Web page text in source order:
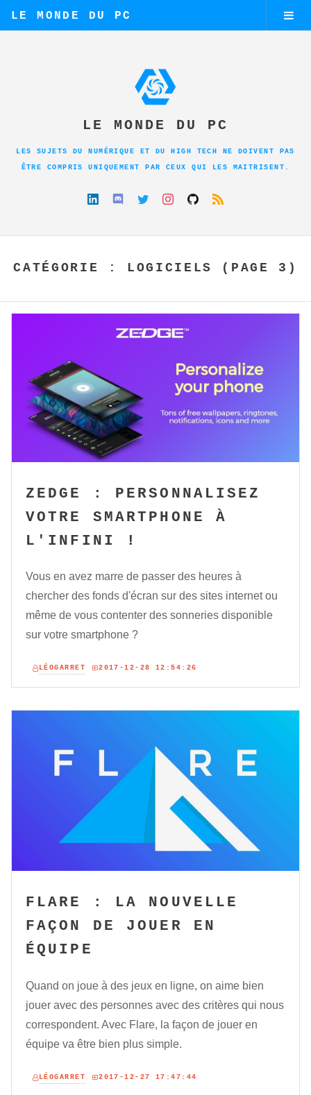
LE MONDE DU PC
LE MONDE DU PC
LES SUJETS DU NUMÉRIQUE ET DU HIGH TECH NE DOIVENT PAS
ÊTRE COMPRIS UNIQUEMENT PAR CEUX QUI LES MAITRISENT.
CATÉGORIE : LOGICIELS (PAGE 3)
ZEDGE : PERSONNALISEZ
VOTRE SMARTPHONE À
L'INFINI !
Vous en avez marre de passer des heures à
chercher des fonds d'écran sur des sites internet ou
même de vous contenter des sonneries disponible
sur votre smartphone ?
LÉOGARRET 2017-12-28 12:54:26
FLARE : LA NOUVELLE
FAÇON DE JOUER EN
ÉQUIPE
Quand on joue à des jeux en ligne, on aime bien
jouer avec des personnes avec des critères qui nous
correspondent. Avec Flare, la façon de jouer en
équipe va être bien plus simple.
LÉOGARRET 2017-12-27 17:47:44